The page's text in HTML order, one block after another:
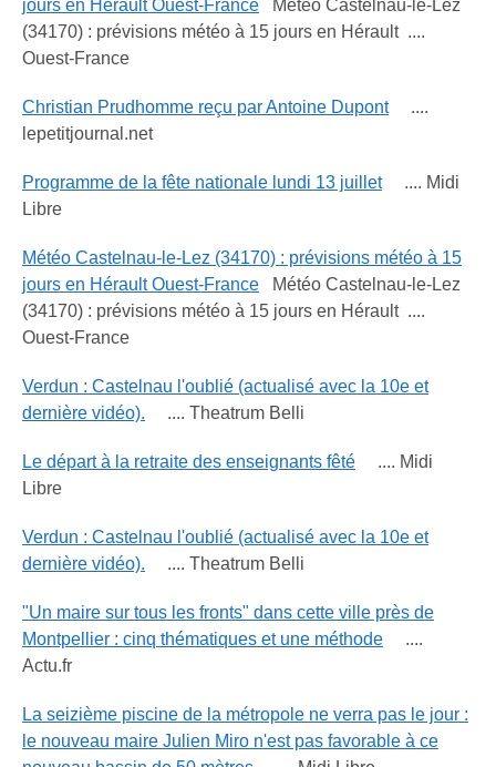
jours en Hérault Ouest-France Météo Castelnau-le-Lez
(34170) : prévisions météo à 15 jours en Hérault ....
Ouest-France
Christian Prudhomme reçu par Antoine Dupont....
lepetitjournal.net
Programme de la fête nationale lundi 13 juillet.... Midi
Libre
Météo Castelnau-le-Lez (34170) : prévisions météo à 15
jours en Hérault Ouest-France Météo Castelnau-le-Lez
(34170) : prévisions météo à 15 jours en Hérault ....
Ouest-France
Verdun : Castelnau l'oublié (actualisé avec la 10e et
dernière vidéo). .... Theatrum Belli
Le départ à la retraite des enseignants fêté .... Midi
Libre
Verdun : Castelnau l'oublié (actualisé avec la 10e et
dernière vidéo). .... Theatrum Belli
"Un maire sur tous les fronts" dans cette ville près de
Montpellier : cinq thématiques et une méthode ....
Actu.fr
La seizième piscine de la métropole ne verra pas le jour :
le nouveau maire Julien Miro n'est pas favorable à ce